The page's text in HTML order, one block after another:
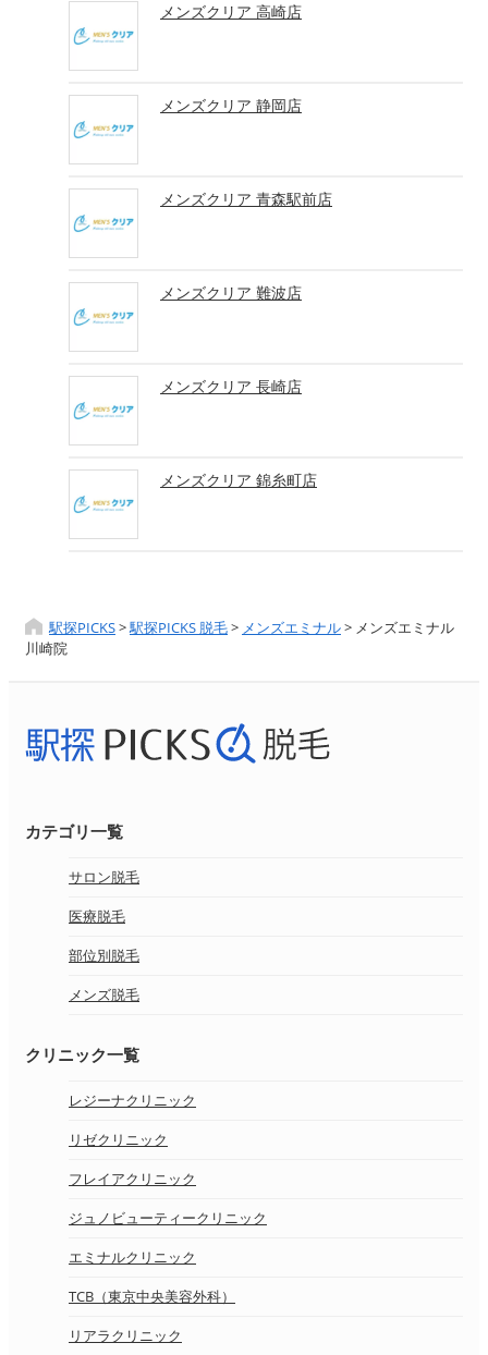
メンズクリア 高崎店
メンズクリア 静岡店
メンズクリア 青森駅前店
メンズクリア 難波店
メンズクリア 長崎店
メンズクリア 錦糸町店
駅探PICKS>駅探PICKS 脱毛> メンズエミナル> メンズエミナル
川崎院
カテゴリ一覧
サロン脱毛
医療脱毛
部位別脱毛
メンズ脱毛
クリニック一覧
レジーナクリニック
リゼクリニック
フレイアクリニック
ジュノビューティークリニック
エミナルクリニック
TCB（東京中央美容外科）
リアラクリニック